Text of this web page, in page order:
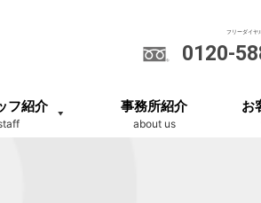
0120-
フ紹介 事務所紹介
about us
お